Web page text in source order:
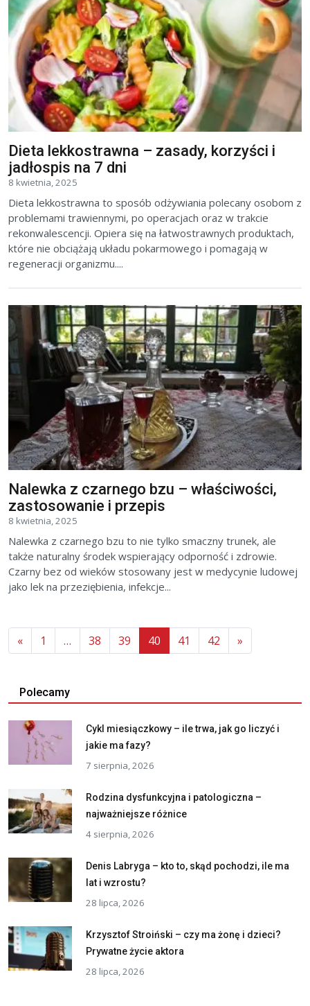
Dieta lekkostrawna – zasady, korzyści i
jadłospis na 7 dni
8 kwietnia, 2025
Dieta lekkostrawna to sposób odżywiania polecany osobom z
problemami trawiennymi, po operacjach oraz w trakcie
rekonwalescencji. Opiera się na łatwostrawnych produktach,
które nie obciążają układu pokarmowego i pomagają w
regeneracji organizmu....
Nalewka z czarnego bzu – właściwości,
zastosowanie i przepis
8 kwietnia, 2025
Nalewka z czarnego bzu to nie tylko smaczny trunek, ale
także naturalny środek wspierający odporność i zdrowie.
Czarny bez od wieków stosowany jest w medycynie ludowej
jako lek na przeziębienia, infekcje...
« 1 … 38 39 40 41 42 »
Polecamy
Cykl miesiączkowy – ile trwa, jak go liczyć i
jakie ma fazy?
7 sierpnia, 2026
Rodzina dysfunkcyjna i patologiczna –
najważniejsze różnice
4 sierpnia, 2026
Denis Labryga – kto to, skąd pochodzi, ile ma
lat i wzrostu?
28 lipca, 2026
Krzysztof Stroiński – czy ma żonę i dzieci?
Prywatne życie aktora
28 lipca, 2026